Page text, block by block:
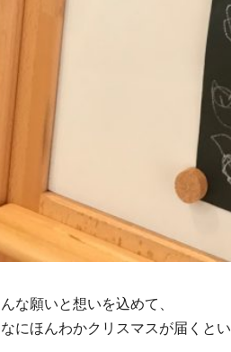
な願いと想いを込めて、
にほんわかクリスマスが届くとい